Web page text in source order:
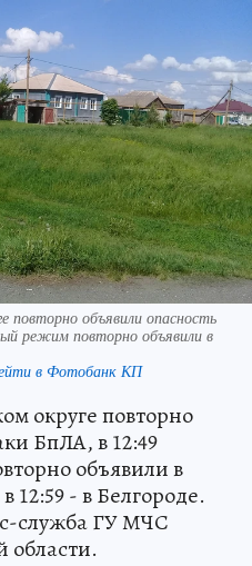
повторно объявили опасность
режим повторно объявили в
в Фотобанк КП
округе повторно
БпЛА, в 12:49
объявили в
12:59 - в Белгороде.
служба ГУ МЧС
области.